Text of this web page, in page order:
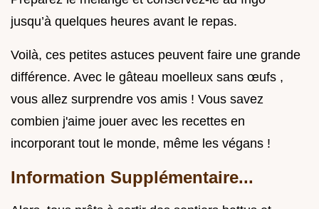
jusqu’à quelques heures avant le repas.
Voilà, ces petites astuces peuvent faire une grande
différence. Avec le gâteau moelleux sans œufs ,
vous allez surprendre vos amis ! Vous savez
combien j'aime jouer avec les recettes en
incorporant tout le monde, même les végans !
Information Supplémentaire...